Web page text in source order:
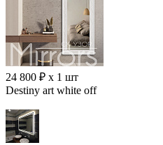
24 800 ₽ x 1 шт
Destiny art white off